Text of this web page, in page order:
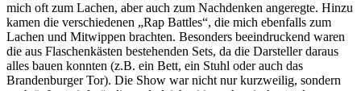
mich oft zum Lachen, aber auch zum Nachdenken angeregte. Hinzu
kamen die verschiedenen „Rap Battles“, die mich ebenfalls zum
Lachen und Mitwippen brachten. Besonders beeindruckend waren
die aus Flaschenkästen bestehenden Sets, da die Darsteller daraus
alles bauen konnten (z.B. ein Bett, ein Stuhl oder auch das
Brandenburger Tor). Die Show war nicht nur kurzweilig, sondern